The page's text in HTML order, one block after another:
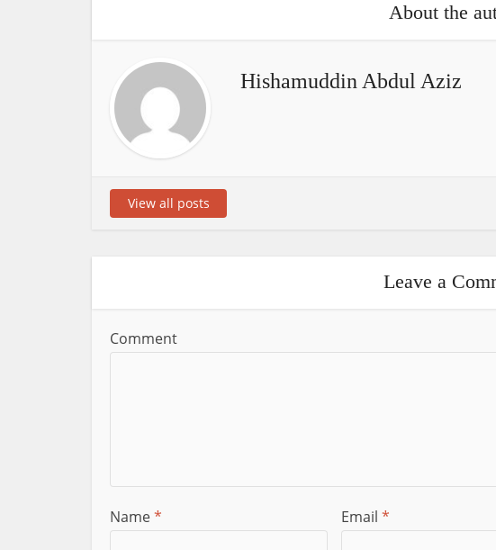
About the
Hishamuddin Abdul Aziz
View all posts
Leave a
Comment
Name* Email *